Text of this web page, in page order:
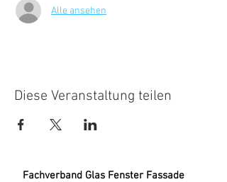
Alle ansehen
Diese Veranstaltung teilen
Fachverband Glas Fenster Fassade